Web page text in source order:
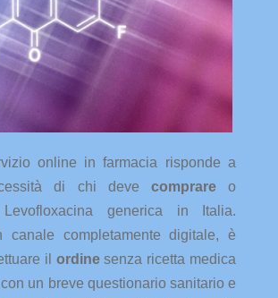
online in farmacia risponde a
di chi deve comprareo
generica in Italia.
canale completamente digitale, è
il ordinesenza ricetta medica
un breve questionario sanitario e